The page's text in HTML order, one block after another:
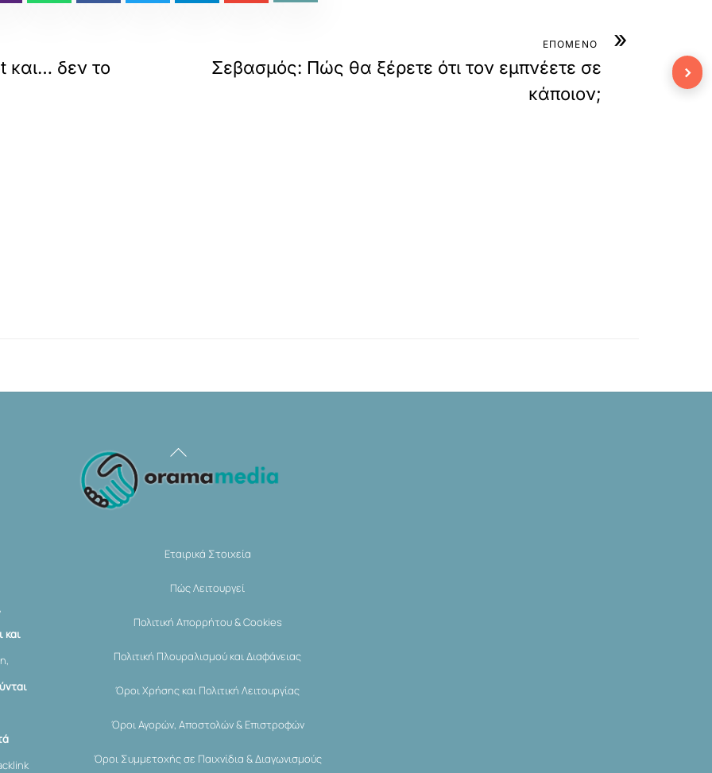
και… δεν το
»
ΕΠΟΜΕΝΟ
Σεβασμός: Πώς θα ξέρετε ότι τον εμπνέετε σε
κάποιον;
Back
To
και
Εταιρικά Στοιχεία
Πώς Λειτουργεί
Πολιτική Απορρήτου & Cookies
Πολιτική Πλουραλισμού και Διαφάνειας
Όροι Χρήσης και Πολιτική Λειτουργίας
Όροι Αγορών, Αποστολών & Επιστροφών
Όροι Συμμετοχής σε Παιχνίδια & Διαγωνισμούς
›